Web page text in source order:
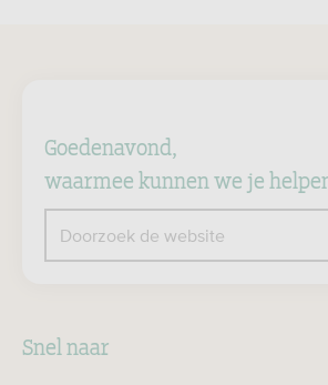
Goedenavond,
waarmee kunnen we je
Doorzoek de website
Snel naar